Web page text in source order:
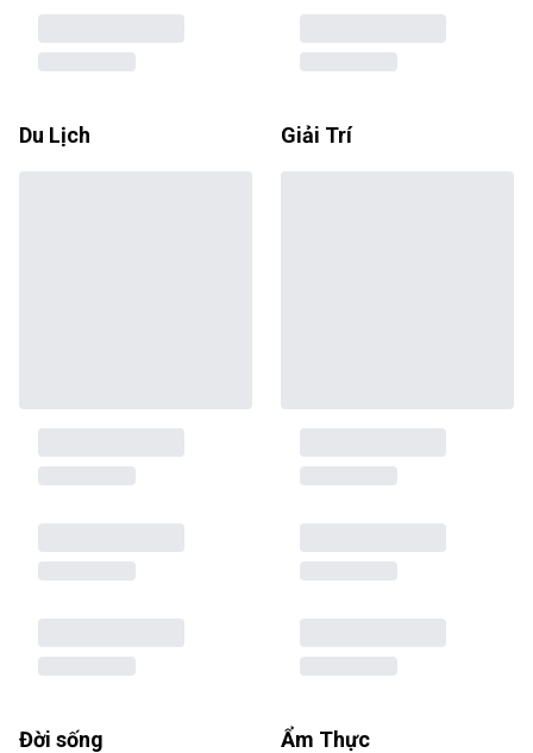
Du Lịch Giải Trí
Đời sống Ẩm Thực